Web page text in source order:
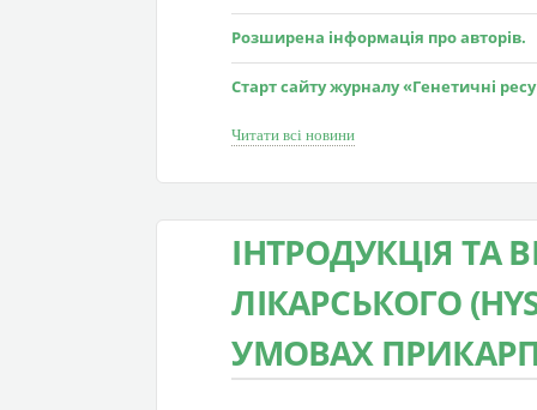
Розширена інформація про авторів.
Старт сайту журналу «Генетичні
Читати всі новини
ІНТРОДУКЦІЯ ТА
ЛІКАРСЬКОГО
УМОВАХ